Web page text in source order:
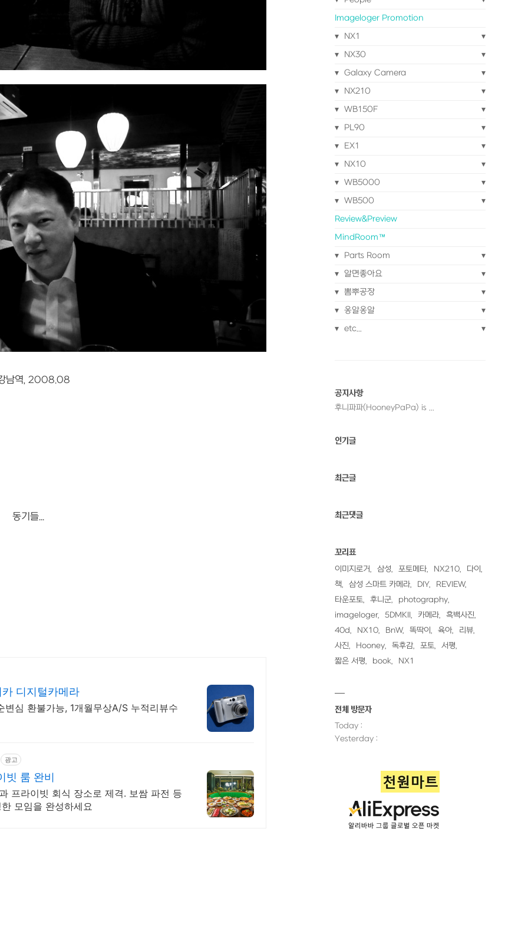
남역, 2008.08
동기들...
디지털카메라
심 환불가능, 1개월무상A/S 누적리뷰수
광고
빗 룸 완비
프라이빗 회식 장소로 제격. 보쌈 파전 등
모임을 완성하세요
Imageloger Promotion
NX1
NX30
Galaxy Camera
NX210
WB150F
PL90
EX1
NX10
WB5000
WB500
Review&Preview
MindRoom™
Parts Room
알면좋아요
뽐뿌공장
옹알옹알
etc...
공지사항
후니파파(HooneyPaPa) is ...
인기글
최근글
최근댓글
꼬리표
이미지로거 삼성 포토메타 NX210
다이
책
삼성 스마트 카메라 DIY
REVIEW
타운포토
후니군
photography
imageloger
5DMKII 카메라
흑백사진
40d
NX10 BnW 똑딱이 육아
리뷰
사진
Hooney 독후감 포토
서평
짧은 서평
book NX1
전체 방문자
Today :
Yesterday :